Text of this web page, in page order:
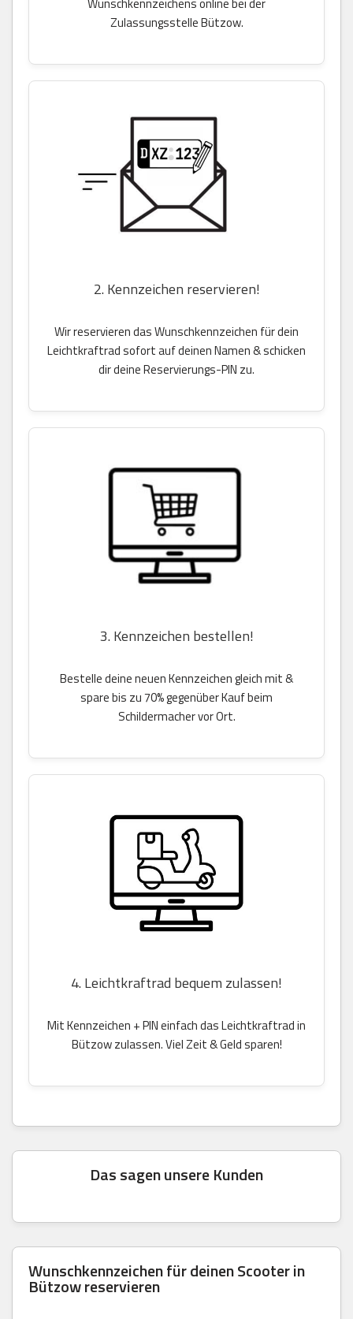
Zulassungsstelle Bützow.
2. Kennzeichen reservieren!
Wir reservieren das Wunschkennzeichen für dein
Leichtkraftrad sofort auf deinen Namen & schicken
dir deine Reservierungs-PIN zu.
3. Kennzeichen bestellen!
Bestelle deine neuen Kennzeichen gleich mit &
spare bis zu 70% gegenüber Kauf beim
Schildermacher vor Ort.
4. Leichtkraftrad bequem zulassen!
Mit Kennzeichen + PIN einfach das Leichtkraftrad in
Bützow zulassen. Viel Zeit & Geld sparen!
Das sagen unsere Kunden
Wunschkennzeichen für deinen Scooter in
Bützow reservieren